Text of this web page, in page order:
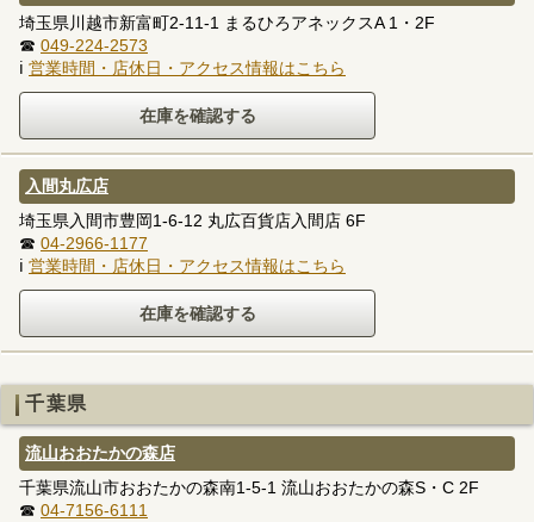
埼玉県川越市新富町2-11-1 まるひろアネックスA 1・2F
☎ 049-224-2573
ℹ 営業時間・店休日・アクセス情報はこちら
入間丸広店
埼玉県入間市豊岡1-6-12 丸広百貨店入間店 6F
☎ 04-2966-1177
ℹ 営業時間・店休日・アクセス情報はこちら
千葉県
流山おおたかの森店
千葉県流山市おおたかの森南1-5-1 流山おおたかの森S・C 2F
☎ 04-7156-6111